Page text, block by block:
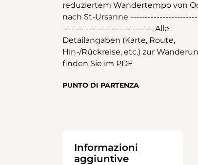
reduziertem Wandertempo von
nach St-Ursanne
------------------------------- Alle
Detailangaben (Karte, Route,
Hin-/Rückreise, etc.) zur
finden Sie im PDF
PUNTO DI PARTENZA
Informazioni
aggiuntive